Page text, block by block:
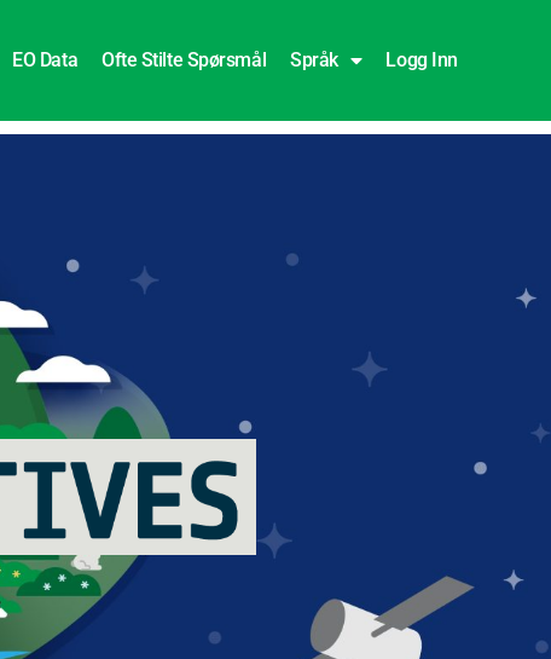
EO Data Ofte Stilte Spørsmål Språk Logg Inn